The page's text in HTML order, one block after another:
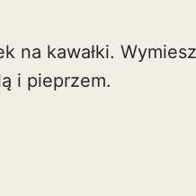
na kawałki.
i pieprzem.